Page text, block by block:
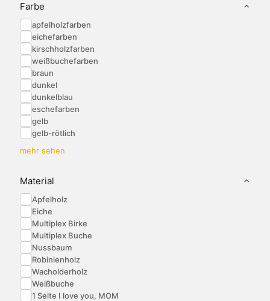
Farbe
apfelholzfarben
eichefarben
kirschholzfarben
weißbuchefarben
braun
dunkel
dunkelblau
eschefarben
gelb
gelb-rötlich
mehr sehen
Material
Apfelholz
Eiche
Multiplex Birke
Multiplex Buche
Nussbaum
Robinienholz
Wacholderholz
Weißbuche
1 Seite I love you, MOM